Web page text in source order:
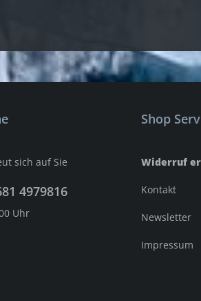
sich auf Sie
4979816
Uhr
Shop
Widerruf
Kontakt
Newsletter
Impressum